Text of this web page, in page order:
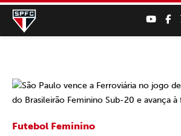
Futebol Feminino